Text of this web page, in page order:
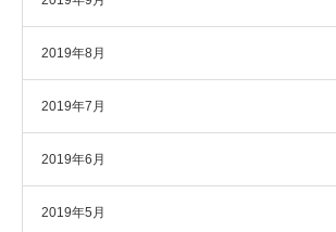
2019年8月
2019年7月
2019年6月
2019年5月